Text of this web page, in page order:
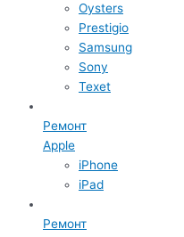
Oysters
Prestigio
Samsung
Sony
Texet
Ремонт
Apple
iPhone
iPad
Ремонт